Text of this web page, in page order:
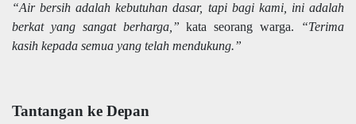
“Air bersih adalah kebutuhan dasar, tapi bagi kami, ini adalah
berkat yang sangat berharga,” kata seorang warga.
“Terima
kasih kepada semua yang telah mendukung.”
Tantangan ke Depan